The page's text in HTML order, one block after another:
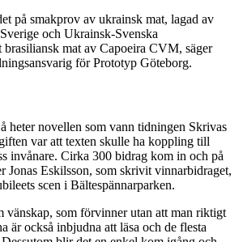
på smakprov av ukrainsk mat, lagad av
och Ukrainsk-Svenska
mat av Capoeira CVM, säger
för Prototyp Göteborg.
heter novellen som vann tidningen Skrivas
var att texten skulle ha koppling till
invånare. Cirka 300 bidrag kom in och på
Jonas Eskilsson, som skrivit vinnarbidraget,
scen i Bältespännarparken.
vänskap, som förvinner utan att man riktigt
är också inbjudna att läsa och de flesta